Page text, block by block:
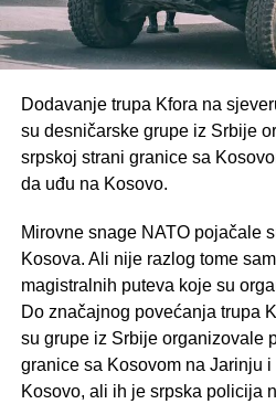
Dodavanje trupa Kfora na
su desničarske grupe iz Srbije
srpskoj strani granice sa
da uđu na Kosovo.
Mirovne snage NATO pojačale
Kosova. Ali nije razlog tome
magistralnih puteva koje su
Do značajnog povećanja trupa
su grupe iz Srbije organizovale
granice sa Kosovom na Jarinju
Kosovo, ali ih je srpska policija